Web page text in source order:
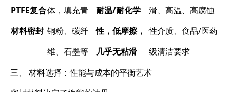
PTFE复合
材料密封
体，填充青
铜粉、碳纤
维、石墨等
耐温/耐化学
性，低摩擦，
几乎无粘滑
滑、高温、高腐蚀
性介质、食品/医药
级清洁要求
三、 材料选择：性能与成本的平衡艺术